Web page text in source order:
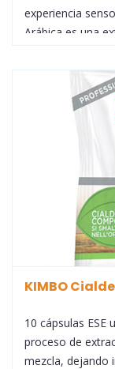
experiencia
Arábica es una
Sudamérica. Un
y dulce aroma,
KIMBO
10 cápsulas ESE
proceso de
mezcla, dejando